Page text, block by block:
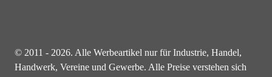
© 2011 - 2026. Alle Werbeartikel nur für Industrie, Handel,
Handwerk, Vereine und Gewerbe. Alle Preise verstehen sich